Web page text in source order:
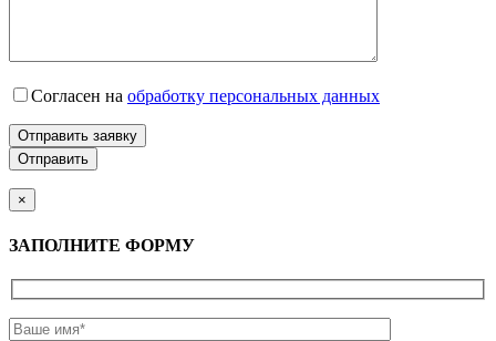
Согласен на обработку персональных данных
Отправить заявку
×
ЗАПОЛНИТЕ ФОРМУ